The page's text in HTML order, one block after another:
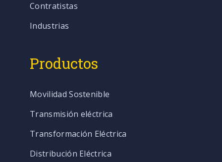
Contratistas
Industrias
Productos
Movilidad Sostenible
Transmisión eléctrica
Transformación Eléctrica
Distribución Eléctrica